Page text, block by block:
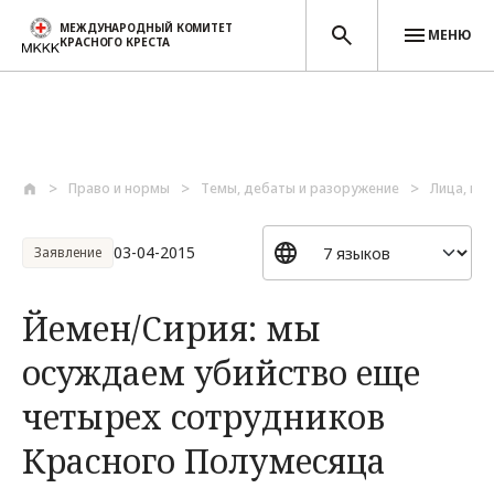
МЕЖДУНАРОДНЫЙ КОМИТЕТ
КРАСНОГО КРЕСТА
МЕНЮ
Право и нормы Темы, дебаты и разоружение Лица,
Заявление 03-04-2015
Йемен/Сирия: мы
осуждаем убийство еще
четырех сотрудников
Красного Полумесяца